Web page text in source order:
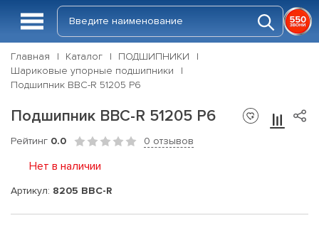
Главная Каталог
ПОДШИПНИКИ
Шариковые упорные подшипники
Подшипник BBC-R 51205 P6
Подшипник BBC-R 51205 P6
Рейтинг 0.0 0 отзывов
Нет в наличии
Артикул: 8205 BBC-R